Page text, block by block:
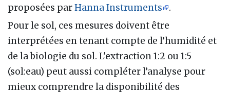
proposées parHanna Instruments
.
Pour le sol, ces mesures doivent être
interprétées en tenant compte de l’humidité et
de la biologie du sol. L'extraction 1:2 ou 1:5
(sol:eau) peut aussi compléter l’analyse pour
mieux comprendre la disponibilité des